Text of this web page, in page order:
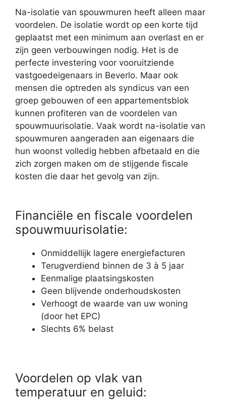
Na-isolatie van spouwmuren heeft alleen maar
voordelen. De isolatie wordt op een korte tijd
geplaatst met een minimum aan overlast en er
zijn geen verbouwingen nodig. Het is de
perfecte investering voor vooruitziende
vastgoedeigenaars in Beverlo. Maar ook
mensen die optreden als syndicus van een
groep gebouwen of een appartementsblok
kunnen profiteren van de voordelen van
spouwmuurisolatie. Vaak wordt na-isolatie van
spouwmuren aangeraden aan eigenaars die
hun woonst volledig hebben afbetaald en die
zich zorgen maken om de stijgende fiscale
kosten die daar het gevolg van zijn.
Financiële en fiscale voordelen
spouwmuurisolatie:
Onmiddellijk lagere energiefacturen
Terugverdiend binnen de 3 à 5 jaar
Eenmalige plaatsingskosten
Geen blijvende onderhoudskosten
Verhoogt de waarde van uw woning
(door het EPC)
Slechts 6% belast
Voordelen op vlak van
temperatuur en geluid: